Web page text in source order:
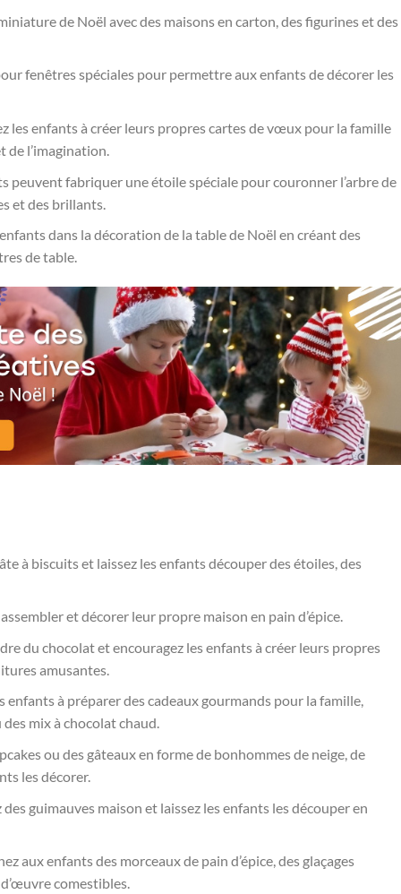
de Noël avec des maisons en carton, des figurines et des
fenêtres spéciales pour permettre aux enfants de décorer les
les enfants à créer leurs propres cartes de vœux pour la famille
de l’imagination.
peuvent fabriquer une étoile spéciale pour couronner l’arbre de
et des brillants.
dans la décoration de la table de Noël en créant des
de table.
à biscuits et laissez les enfants découper des étoiles, des
et décorer leur propre maison en pain d’épice.
du chocolat et encouragez les enfants à créer leurs propres
amusantes.
enfants à préparer des cadeaux gourmands pour la famille,
mix à chocolat chaud.
ou des gâteaux en forme de bonhommes de neige, de
les décorer.
guimauves maison et laissez les enfants les découper en
aux enfants des morceaux de pain d’épice, des glaçages
comestibles.